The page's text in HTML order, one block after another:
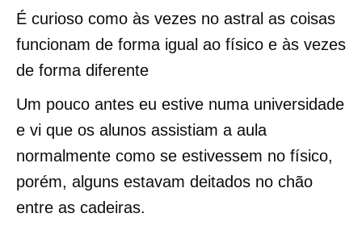
É curioso como às vezes no astral as coisas
funcionam de forma igual ao físico e às vezes
de forma diferente
Um pouco antes eu estive numa universidade
e vi que os alunos assistiam a aula
normalmente como se estivessem no físico,
porém, alguns estavam deitados no chão
entre as cadeiras.